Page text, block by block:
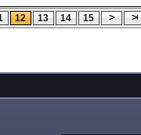
12 13 14 15